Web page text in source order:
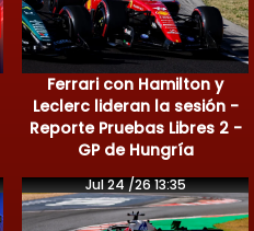
Ferrari con Hamilton y
Leclerc lideran la sesión -
Reporte Pruebas Libres 2 -
GP de Hungría
Jul 24 /26 13:35